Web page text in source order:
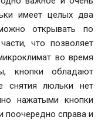
имеет целых два
открывать по
что позволяет
во время
кнопки обладают
снятия люльки нет
нажатыми кнопки
поочередно справа и